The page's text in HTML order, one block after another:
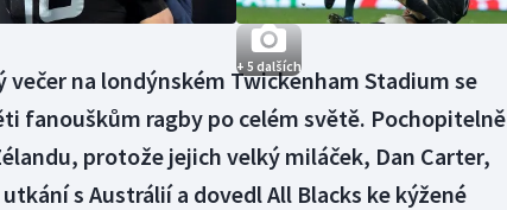
+ 5 dalších
večer na londýnském Twickenham Stadium se
fanouškům ragby po celém světě. Pochopitelně
protože jejich velký miláček, Dan Carter,
s Austrálií a dovedl All Blacks ke kýžené